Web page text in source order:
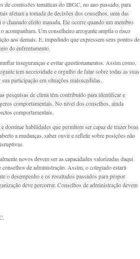
de comissões temáticas do IBGC, no ano passado, para
afetam a tomada de decisões dos conselhos, uma das
chamado efeito manada. Ele ocorre quando um membro
acompanham. Um conselheiro arrogante amplia o risco
aos demais. E, impedindo que expressem seus pontos de
do enfrentamento.
inseguranças e evitar questionamentos. Assim como,
tem necessidade e orgulho de falar sobre todas as suas
participação em situações malsucedidas.
pesquisas de clima têm contribuído para identificar e
comportamentais. No nível dos conselhos, ainda
comportamentais.
dominar habilidades que permitem ser capaz de trazer boas
a mudanças, saber ouvir e refletir sobre posições não
novos devem ser as capacidades valorizadas daqui
de administração. Assim, o colegiado estará
o desempenho e os resultados passados para propor
deve percorrer. Conselhos de administração devem